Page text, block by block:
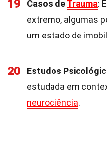
19 Casos deTrauma:
extremo, algumas
um estado de
20 Estudos
estudada em
neurociência.